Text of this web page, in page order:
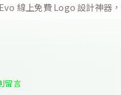
線上免費 Logo 設計神器
留言